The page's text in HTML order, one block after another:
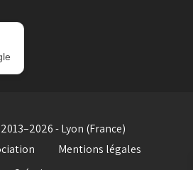
- Lyon (France)
Mentions légales